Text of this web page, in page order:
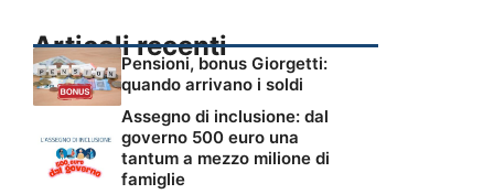
Articoli recenti
Pensioni, bonus Giorgetti:
quando arrivano i soldi
Assegno di inclusione: dal
governo 500 euro una
tantum a mezzo milione di
famiglie